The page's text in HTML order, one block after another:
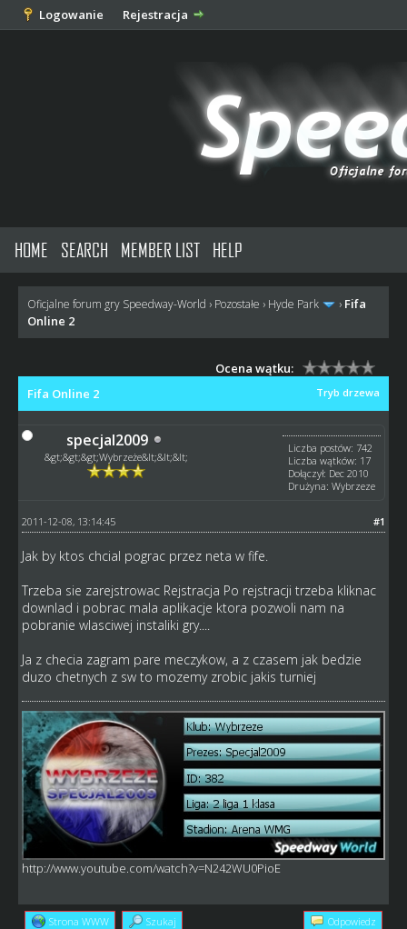
Logowanie Rejestracja
HOME SEARCH MEMBER LIST HELP
Oficjalne forum gry Speedway-World › Pozostałe › Hyde Park › Fifa
Online 2
Ocena wątku:
Tryb drzewa
Fifa Online 2
specjal2009
&gt;&gt;&gt;Wybrzeże&lt;&lt;&lt;
Liczba postów: 742
Liczba wątków: 17
Dołączył: Dec 2010
Drużyna: Wybrzeze
#1
2011-12-08, 13:14:45
Jak by ktos chcial pograc przez neta w fife.
Trzeba sie zarejstrowac Rejstracja Po rejstracji trzeba kliknac
downlad i pobrac mala aplikacje ktora pozwoli nam na
pobranie wlasciwej instaliki gry....
Ja z checia zagram pare meczykow, a z czasem jak bedzie
duzo chetnych z sw to mozemy zrobic jakis turniej
http://www.youtube.com/watch?v=N242WU0PioE
Strona WWW Szukaj Odpowiedz